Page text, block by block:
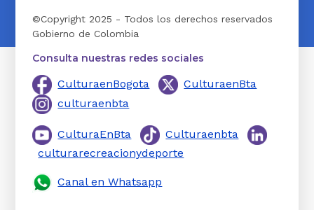
©Copyright 2025 - Todos los derechos reservados
Gobierno de Colombia
Consulta nuestras redes sociales
CulturaenBogota
CulturaenBta
culturaenbta
CulturaEnBta
Culturaenbta
culturarecreacionydeporte
Canal en Whatsapp